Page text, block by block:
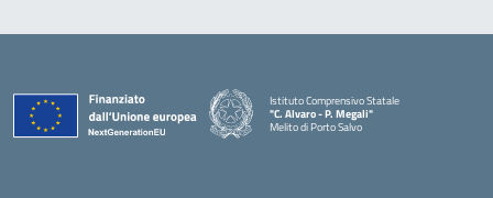
Istituto Comprensivo Statale
"C. Alvaro - P. Megali"
Melito di Porto Salvo